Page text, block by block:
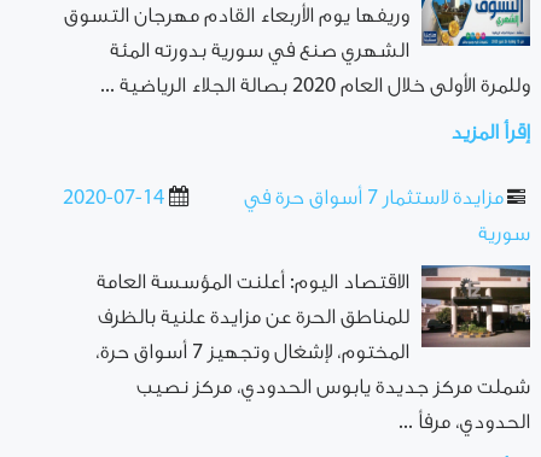
وريفها يوم الأربعاء القادم مهرجان التسوق
الشهري صنع في سورية بدورته المئة
وللمرة الأولى خلال العام 2020 بصالة الجلاء الرياضية ...
إقرأ المزيد
2020-07-14
مزايدة لاستثمار 7 أسواق حرة في
سورية
الاقتصاد اليوم: أعلنت المؤسسة العامة
للمناطق الحرة عن مزايدة علنية بالظرف
المختوم، لإشغال وتجهيز 7 أسواق حرة،
شملت مركز جديدة يابوس الحدودي، مركز نصيب
الحدودي، مرفأ ...